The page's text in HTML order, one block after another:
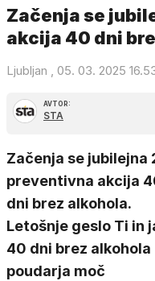
Začenja se
akcija 40 dni
Ljubljan , 05. 03. 2025
AVTOR:
STA
Začenja se jubilejna
preventivna akcija
dni brez alkohola.
Letošnje geslo Ti in
40 dni brez alkohola
poudarja moč